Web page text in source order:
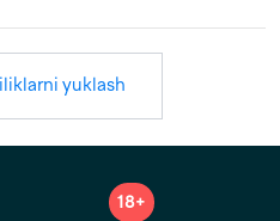
yuklash
18+